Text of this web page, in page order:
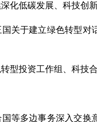
化低碳发展、科技创
国关于建立绿色转型
型投资工作组、科技
等多边事务深入交